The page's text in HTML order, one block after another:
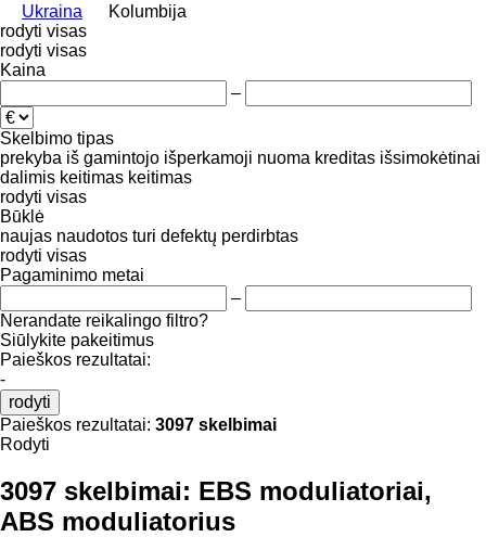
Ukraina
Kolumbija
rodyti visas
rodyti visas
Kaina
–
Skelbimo tipas
prekyba iš gamintojo išperkamoji nuoma kreditas išsimokėtinai
dalimis keitimas keitimas
rodyti visas
Būklė
naujas naudotos turi defektų perdirbtas
rodyti visas
Pagaminimo metai
–
Nerandate reikalingo filtro?
Siūlykite pakeitimus
Paieškos rezultatai:
-
rodyti
Paieškos rezultatai: 3097 skelbimai
Rodyti
3097 skelbimai: EBS moduliatoriai,
ABS moduliatorius